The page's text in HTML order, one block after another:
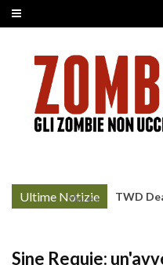
Ultime Notizie
More »
TWD
Sine Requie: